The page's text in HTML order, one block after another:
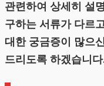
관련하여 상세히 설
구하는 서류가 다르
대한 궁금증이 많으
드리도록 하겠습니